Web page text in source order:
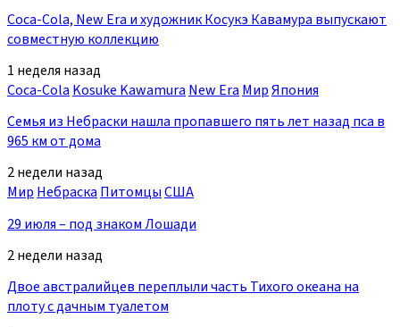
Coca-Cola, New Era и художник Косукэ Кавамура выпускают
совместную коллекцию
1 неделя назад
Coca-Cola Kosuke Kawamura New Era МирЯпония
Семья из Небраски нашла пропавшего пять лет назад пса в
965 км от дома
2 недели назад
МирНебраскаПитомцыСША
29 июля – под знаком Лошади
2 недели назад
Двое австралийцев переплыли часть Тихого океана на
плоту с дачным туалетом